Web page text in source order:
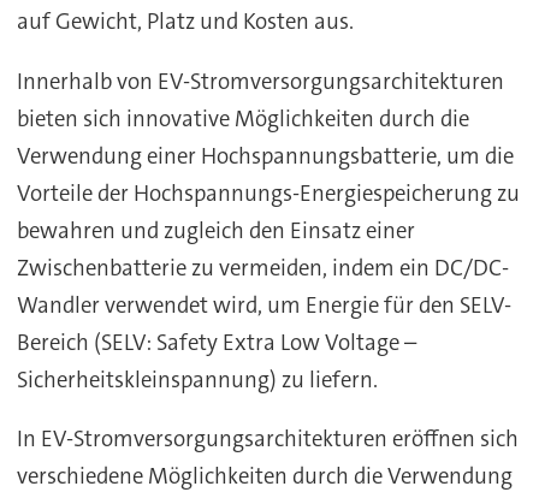
auf Gewicht, Platz und Kosten aus.
Innerhalb von EV-Stromversorgungsarchitekturen
bieten sich innovative Möglichkeiten durch die
Verwendung einer Hochspannungsbatterie, um die
Vorteile der Hochspannungs-Energiespeicherung zu
bewahren und zugleich den Einsatz einer
Zwischenbatterie zu vermeiden, indem ein DC/DC-
Wandler verwendet wird, um Energie für den SELV-
Bereich (SELV: Safety Extra Low Voltage –
Sicherheitskleinspannung) zu liefern.
In EV-Stromversorgungsarchitekturen eröffnen sich
verschiedene Möglichkeiten durch die Verwendung